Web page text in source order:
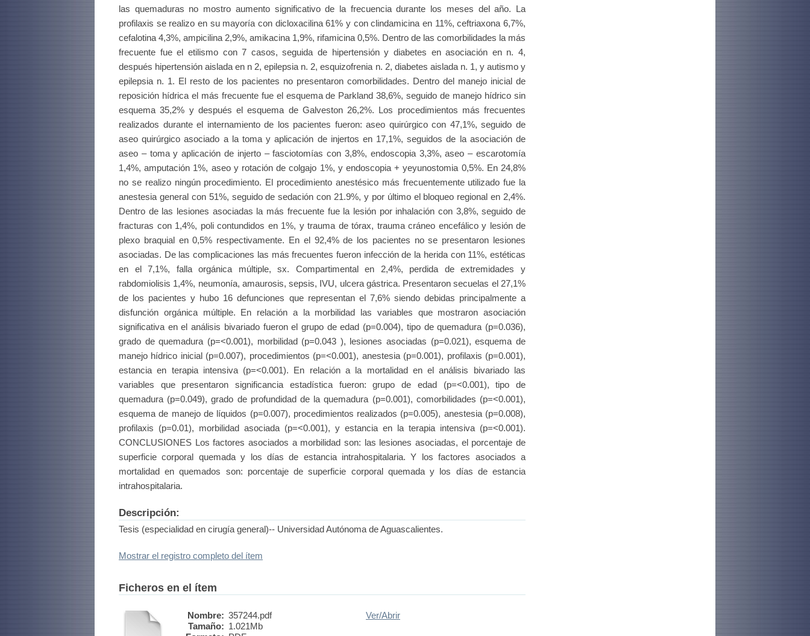
las quemaduras no mostro aumento significativo de la frecuencia durante los meses del año. La
profilaxis se realizo en su mayoría con dicloxacilina 61% y con clindamicina en 11%, ceftriaxona 6,7%,
cefalotina 4,3%, ampicilina 2,9%, amikacina 1,9%, rifamicina 0,5%. Dentro de las comorbilidades la más
frecuente fue el etilismo con 7 casos, seguida de hipertensión y diabetes en asociación en n. 4,
después hipertensión aislada en n 2, epilepsia n. 2, esquizofrenia n. 2, diabetes aislada n. 1, y autismo y
epilepsia n. 1. El resto de los pacientes no presentaron comorbilidades. Dentro del manejo inicial de
reposición hídrica el más frecuente fue el esquema de Parkland 38,6%, seguido de manejo hídrico sin
esquema 35,2% y después el esquema de Galveston 26,2%. Los procedimientos más frecuentes
realizados durante el internamiento de los pacientes fueron: aseo quirúrgico con 47,1%, seguido de
aseo quirúrgico asociado a la toma y aplicación de injertos en 17,1%, seguidos de la asociación de
aseo – toma y aplicación de injerto – fasciotomías con 3,8%, endoscopia 3,3%, aseo – escarotomía
1,4%, amputación 1%, aseo y rotación de colgajo 1%, y endoscopia + yeyunostomia 0,5%. En 24,8%
no se realizo ningún procedimiento. El procedimiento anestésico más frecuentemente utilizado fue la
anestesia general con 51%, seguido de sedación con 21.9%, y por último el bloqueo regional en 2,4%.
Dentro de las lesiones asociadas la más frecuente fue la lesión por inhalación con 3,8%, seguido de
fracturas con 1,4%, poli contundidos en 1%, y trauma de tórax, trauma cráneo encefálico y lesión de
plexo braquial en 0,5% respectivamente. En el 92,4% de los pacientes no se presentaron lesiones
asociadas. De las complicaciones las más frecuentes fueron infección de la herida con 11%, estéticas
en el 7,1%, falla orgánica múltiple, sx. Compartimental en 2,4%, perdida de extremidades y
rabdomiolisis 1,4%, neumonía, amaurosis, sepsis, IVU, ulcera gástrica. Presentaron secuelas el 27,1%
de los pacientes y hubo 16 defunciones que representan el 7,6% siendo debidas principalmente a
disfunción orgánica múltiple. En relación a la morbilidad las variables que mostraron asociación
significativa en el análisis bivariado fueron el grupo de edad (p=0.004), tipo de quemadura (p=0.036),
grado de quemadura (p=<0.001), morbilidad (p=0.043 ), lesiones asociadas (p=0.021), esquema de
manejo hídrico inicial (p=0.007), procedimientos (p=<0.001), anestesia (p=0.001), profilaxis (p=0.001),
estancia en terapia intensiva (p=<0.001). En relación a la mortalidad en el análisis bivariado las
variables que presentaron significancia estadística fueron: grupo de edad (p=<0.001), tipo de
quemadura (p=0.049), grado de profundidad de la quemadura (p=0.001), comorbilidades (p=<0.001),
esquema de manejo de líquidos (p=0.007), procedimientos realizados (p=0.005), anestesia (p=0.008),
profilaxis (p=0.01), morbilidad asociada (p=<0.001), y estancia en la terapia intensiva (p=<0.001).
CONCLUSIONES Los factores asociados a morbilidad son: las lesiones asociadas, el porcentaje de
superficie corporal quemada y los días de estancia intrahospitalaria. Y los factores asociados a
mortalidad en quemados son: porcentaje de superficie corporal quemada y los días de estancia
intrahospitalaria.
Descripción:
Tesis (especialidad en cirugía general)-- Universidad Autónoma de Aguascalientes.
Mostrar el registro completo del ítem
Ficheros en el ítem
Nombre: 357244.pdf
Tamaño: 1.021Mb
Ver/Abrir